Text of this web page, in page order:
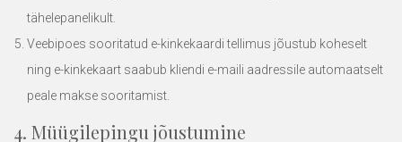
tähelepanelikult.
Veebipoes sooritatud e-kinkekaardi tellimus jõustub koheselt
ning e-kinkekaart saabub kliendi e-maili aadressile automaatselt
peale makse sooritamist.
4. Müügilepingu jõustumine